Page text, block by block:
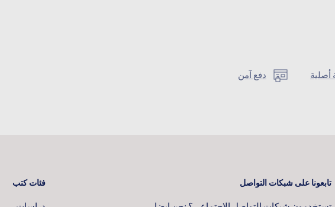
أصلية دفع آمن
تابعونا على شبكات التواصل فئات كتب